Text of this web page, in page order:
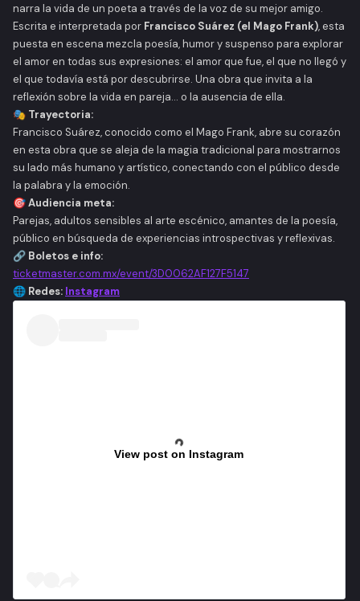
narra la vida de un poeta a través de la voz de su mejor amigo.
Escrita e interpretada por Francisco Suárez (el Mago Frank), esta
puesta en escena mezcla poesía, humor y suspenso para explorar
el amor en todas sus expresiones: el amor que fue, el que no llegó y
el que todavía está por descubrirse. Una obra que invita a la
reflexión sobre la vida en pareja... o la ausencia de ella.
🎭 Trayectoria:
Francisco Suárez, conocido como el Mago Frank, abre su corazón
en esta obra que se aleja de la magia tradicional para mostrarnos
su lado más humano y artístico, conectando con el público desde
la palabra y la emoción.
🎯 Audiencia meta:
Parejas, adultos sensibles al arte escénico, amantes de la poesía,
público en búsqueda de experiencias introspectivas y reflexivas.
🔗 Boletos e info:
ticketmaster.com.mx/event/3D0062AF127F5147
🌐 Redes: Instagram
View post on Instagram